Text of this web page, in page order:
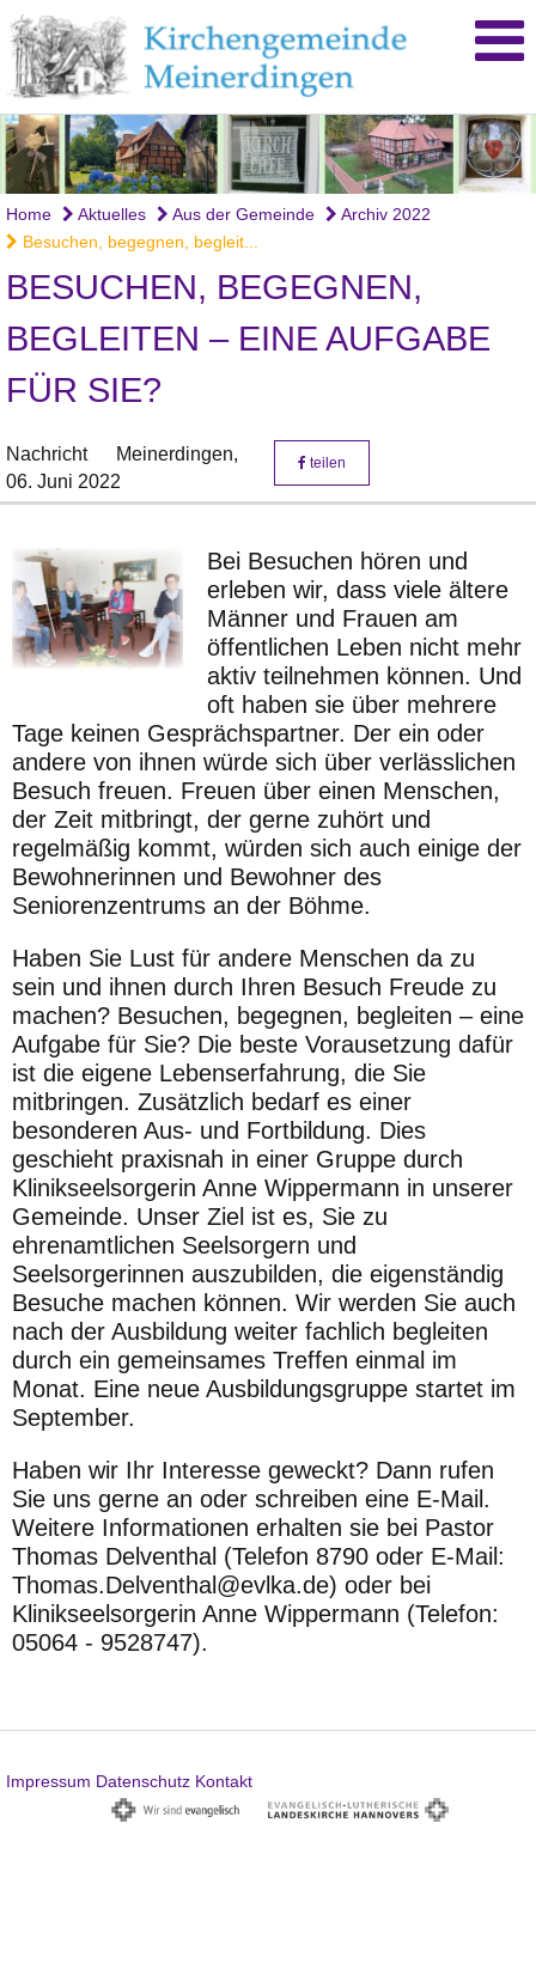
Home Aktuelles Aus der Gemeinde
Archiv 2022
Besuchen, begegnen, begleit...
BESUCHEN, BEGEGNEN,
BEGLEITEN – EINE AUFGABE
FÜR SIE?
Nachricht
Meinerdingen,
06. Juni 2022
teilen
Bei Besuchen hören und
erleben wir, dass viele ältere
Männer und Frauen am
öffentlichen Leben nicht mehr
aktiv teilnehmen können. Und
oft haben sie über mehrere
Tage keinen Gesprächspartner. Der ein oder
andere von ihnen würde sich über verlässlichen
Besuch freuen. Freuen über einen Menschen,
der Zeit mitbringt, der gerne zuhört und
regelmäßig kommt, würden sich auch einige der
Bewohnerinnen und Bewohner des
Seniorenzentrums an der Böhme.
Haben Sie Lust für andere Menschen da zu
sein und ihnen durch Ihren Besuch Freude zu
machen? Besuchen, begegnen, begleiten – eine
Aufgabe für Sie? Die beste Vorausetzung dafür
ist die eigene Lebenserfahrung, die Sie
mitbringen. Zusätzlich bedarf es einer
besonderen Aus- und Fortbildung. Dies
geschieht praxisnah in einer Gruppe durch
Klinikseelsorgerin Anne Wippermann in unserer
Gemeinde. Unser Ziel ist es, Sie zu
ehrenamtlichen Seelsorgern und
Seelsorgerinnen auszubilden, die eigenständig
Besuche machen können. Wir werden Sie auch
nach der Ausbildung weiter fachlich begleiten
durch ein gemeinsames Treffen einmal im
Monat. Eine neue Ausbildungsgruppe startet im
September.
Haben wir Ihr Interesse geweckt? Dann rufen
Sie uns gerne an oder schreiben eine E-Mail.
Weitere Informationen erhalten sie bei Pastor
Thomas Delventhal (Telefon 8790 oder E-Mail:
Thomas.Delventhal@evlka.de) oder bei
Klinikseelsorgerin Anne Wippermann (Telefon:
05064 - 9528747).
Impressum Datenschutz Kontakt